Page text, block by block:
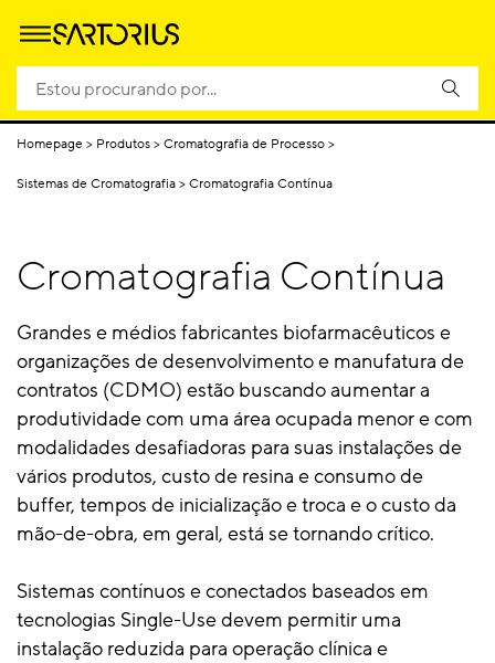
Sistemas de lote
de Single-Use
Sistemas de lote
Sistemas
Homepage Produtos Cromatografia de Processo
Sistemas de Cromatografia Cromatografia Contínua
Cromatografia Contínua
Grandes e médios fabricantes biofarmacêuticos e
organizações de desenvolvimento e manufatura de
contratos (CDMO) estão buscando aumentar a
produtividade com uma área ocupada menor e com
modalidades desafiadoras para suas instalações de
vários produtos, custo de resina e consumo de
buffer, tempos de inicialização e troca e o custo da
mão-de-obra, em geral, está se tornando crítico.
Sistemas contínuos e conectados baseados em
tecnologias Single-Use devem permitir uma
instalação reduzida para operação clínica e